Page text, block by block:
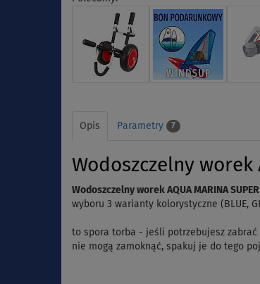
Opis Parametry 7
Wodoszczelny worek
Wodoszczelny worek AQUA MARINA SUPER
wyboru 3 warianty kolorystyczne (BLUE,
to spora torba - jeśli potrzebujesz zabrać
nie mogą zamoknąć, spakuj je do tego